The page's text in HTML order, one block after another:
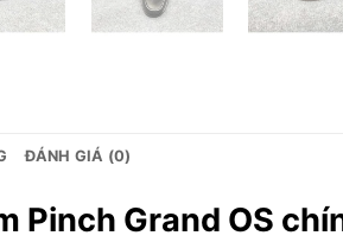
ĐÁNH GIÁ (0)
Pinch Grand OS